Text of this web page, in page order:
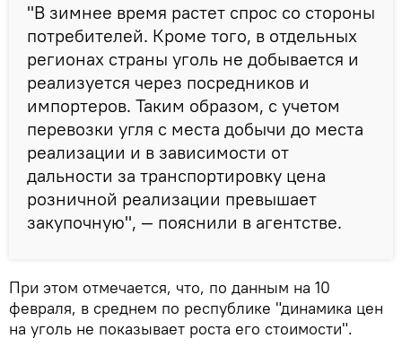
"В зимнее время растет спрос со стороны
потребителей. Кроме того, в отдельных
регионах страны уголь не добывается и
реализуется через посредников и
импортеров. Таким образом, с учетом
перевозки угля с места добычи до места
реализации и в зависимости от
дальности за транспортировку цена
розничной реализации превышает
закупочную", — пояснили в агентстве.
При этом отмечается, что, по данным на 10
февраля, в среднем по республике "динамика цен
на уголь не показывает роста его стоимости".